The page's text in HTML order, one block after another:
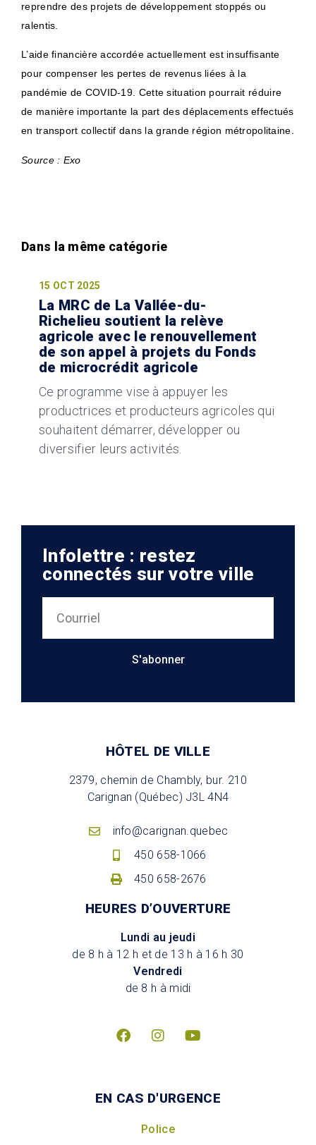
reprendre des projets de développement stoppés ou
ralentis.
L’aide financière accordée actuellement est insuffisante
pour compenser les pertes de revenus liées à la
pandémie de COVID-19. Cette situation pourrait réduire
de manière importante la part des déplacements effectués
en transport collectif dans la grande région métropolitaine.
Source : Exo
15 OCT 2025
La MRC de La Vallée-du-
Richelieu soutient la relève
agricole avec le renouvellement
de son appel à projets du Fonds
de microcrédit agricole
Ce programme vise à appuyer les
productrices et producteurs agricoles qui
souhaitent démarrer, développer ou
diversifier leurs activités.
Infolettre : restez
connectés sur votre ville
S'abonner
HÔTEL DE VILLE
2379, chemin de Chambly, bur. 210
Carignan (Québec) J3L 4N4
info@carignan.quebec
450 658-1066
450 658-2676
HEURES D’OUVERTURE
Lundi au jeudi
de 8 h à 12 h et de 13 h à 16 h 30
Vendredi
de 8 h à midi
EN CAS D'URGENCE
Police